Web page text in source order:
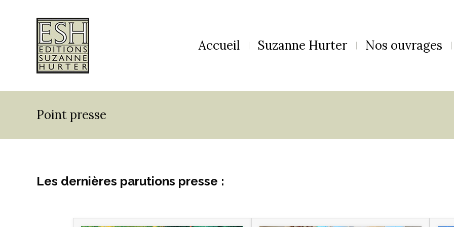
Accueil Suzanne Hurter Nos ouvrages
Point presse
Les dernières parutions presse :